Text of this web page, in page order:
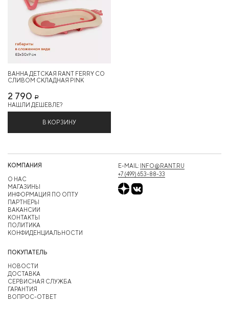
ВАННА ДЕТСКАЯ RANT FERRY СО
СЛИВОМ СКЛАДНАЯ PINK
2 790 Р
НАШЛИ ДЕШЕВЛЕ?
В КОРЗИНУ
КОМПАНИЯ
О НАС
МАГАЗИНЫ
ИНФОРМАЦИЯ ПО ОПТУ
ПАРТНЕРЫ
ВАКАНСИИ
КОНТАКТЫ
ПОЛИТИКА
КОНФИДЕНЦИАЛЬНОСТИ
ПОКУПАТЕЛЬ
НОВОСТИ
ДОСТАВКА
СЕРВИСНАЯ СЛУЖБА
ГАРАНТИЯ
ВОПРОС-ОТВЕТ
E-MAIL: INFO@RANT.RU
+7 (499) 653-88-33